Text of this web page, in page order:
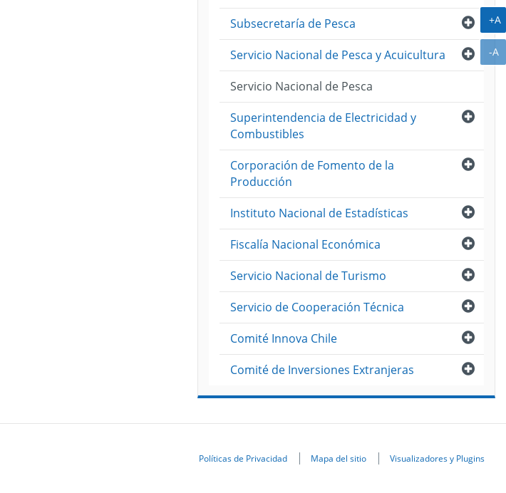
Abrir
Subsecretaría de Pesca
Abrir
Servicio Nacional de Pesca y Acuicultura
Servicio Nacional de Pesca
Abrir
Superintendencia de Electricidad y
Combustibles
Abrir
Corporación de Fomento de la
Producción
Abrir
Instituto Nacional de Estadísticas
Abrir
Fiscalía Nacional Económica
Abrir
Servicio Nacional de Turismo
Abrir
Servicio de Cooperación Técnica
Abrir
Comité Innova Chile
Abrir
Comité de Inversiones Extranjeras
Políticas de Privacidad Mapa del sitio Visualizadores y Plugins
+A
-A